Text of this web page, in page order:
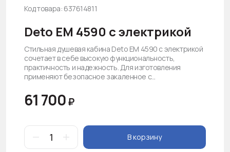
Код товара: 637614811
Deto EM 4590 с электрикой
Стильная душевая кабина Deto EM 4590 с электрикой
сочетает в себе высокую функциональность,
практичность и надежность. Для изготовления
применяют безопасное закаленное с...
61 700₽
В корзину